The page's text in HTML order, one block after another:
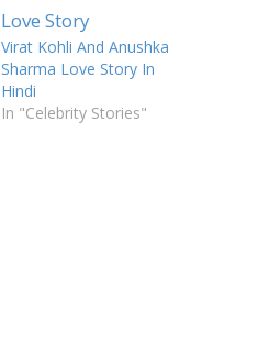
Virat Kohli And Anushka
Sharma Love Story In
Hindi
In "Celebrity Stories"